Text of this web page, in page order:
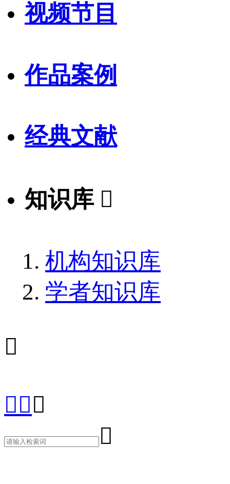
视频节目
作品案例
经典文献
知识库 
机构知识库
学者知识库


